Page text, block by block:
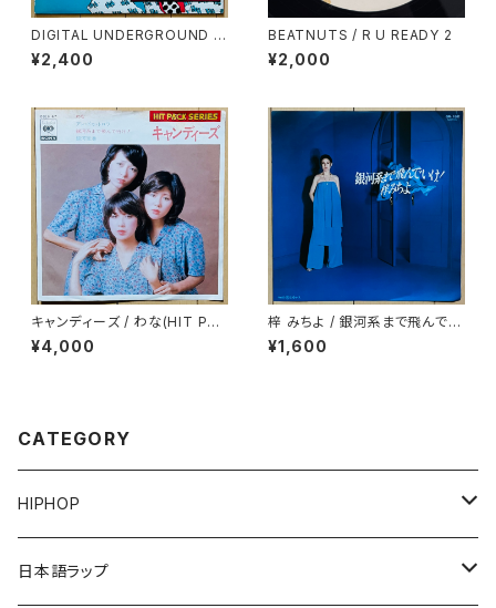
DIGITAL UNDERGROUND /
THE HUMPTY DANCE
¥2,400
BEATNUTS / R U READY 2
¥2,000
キャンディーズ / わな(HIT PAC
K SERIES)
¥4,000
梓 みちよ / 銀河系まで飛んでい
け！
¥1,600
CATEGORY
HIPHOP
12"/7"
日本語ラップ